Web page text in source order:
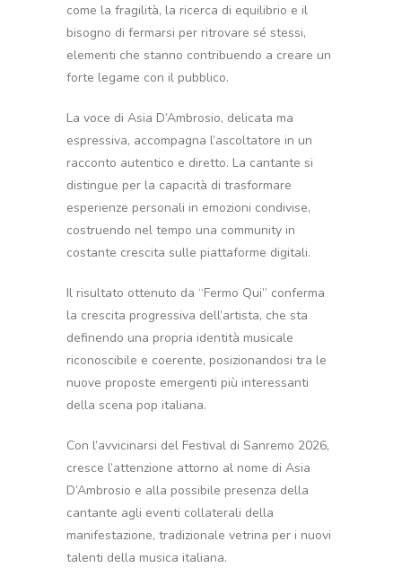
come la fragilità, la ricerca di equilibrio e il
bisogno di fermarsi per ritrovare sé stessi,
elementi che stanno contribuendo a creare un
forte legame con il pubblico.
La voce di Asia D’Ambrosio, delicata ma
espressiva, accompagna l’ascoltatore in un
racconto autentico e diretto. La cantante si
distingue per la capacità di trasformare
esperienze personali in emozioni condivise,
costruendo nel tempo una community in
costante crescita sulle piattaforme digitali.
Il risultato ottenuto da “Fermo Qui” conferma
la crescita progressiva dell’artista, che sta
definendo una propria identità musicale
riconoscibile e coerente, posizionandosi tra le
nuove proposte emergenti più interessanti
della scena pop italiana.
Con l’avvicinarsi del Festival di Sanremo 2026,
cresce l’attenzione attorno al nome di Asia
D’Ambrosio e alla possibile presenza della
cantante agli eventi collaterali della
manifestazione, tradizionale vetrina per i nuovi
talenti della musica italiana.